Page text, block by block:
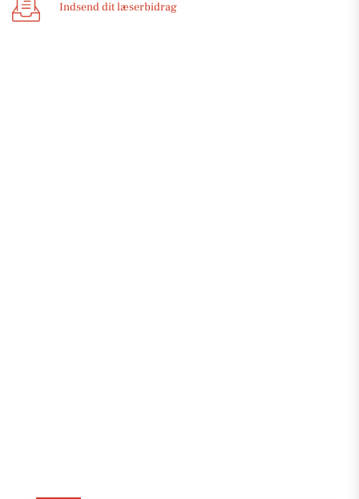
Indsend dit læserbidrag